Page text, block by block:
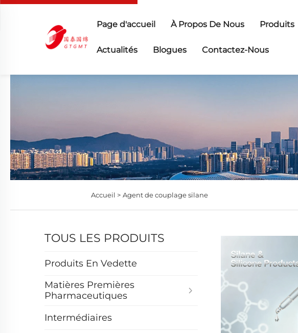
Page d'accueil À Propos De Nous Produits
Actualités Blogues Contactez-Nous
Accueil > Agent de couplage silane
TOUS LES PRODUITS
Produits En Vedette
Matières Premières
Pharmaceutiques
Intermédiaires